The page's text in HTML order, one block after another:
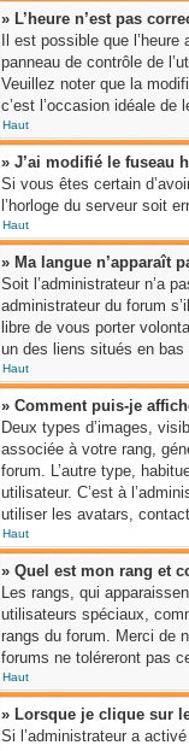
» L’heure n’est pas
Il est possible que
panneau de contrôle de
Veuillez noter que la
c’est l’occasion idéale de
Haut
» J’ai modifié le fuseau
Si vous êtes certain
l’horloge du serveur soit
Haut
» Ma langue n’apparaît
Soit l’administrateur n’a
administrateur du forum
libre de vous porter
un des liens situés en
Haut
» Comment puis-je
Deux types d’images,
associée à votre rang,
forum. L’autre type,
utilisateur. C’est à
utiliser les avatars,
Haut
» Quel est mon rang et
Les rangs, qui
utilisateurs spéciaux,
rangs du forum. Merci de
forums ne toléreront pas
Haut
» Lorsque je clique sur
Si l’administrateur a